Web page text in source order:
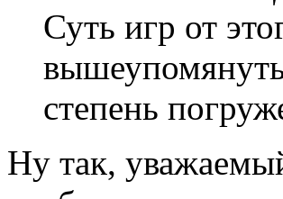
Суть игр от
степень
Ну так,